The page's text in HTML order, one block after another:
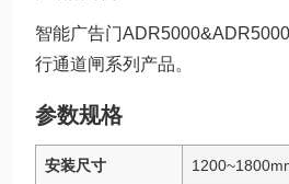
智能广告门
行通道闸系列产品。
参数规格
安装尺寸